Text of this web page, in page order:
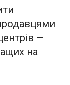
—
на